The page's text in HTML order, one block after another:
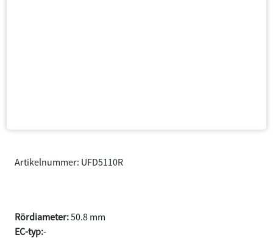
Artikelnummer: UFD5110R
Rördiameter:50.8 mm
EC-typ:-